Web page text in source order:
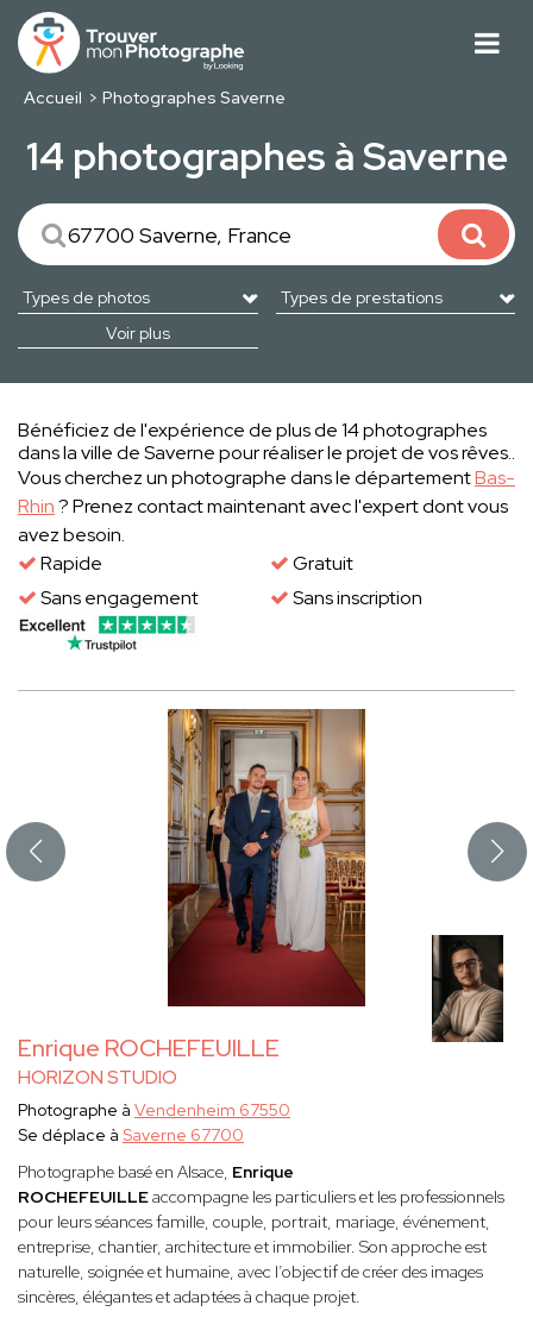
Accueil Photographes Saverne
14 photographes à Saverne
Voir plus
Bénéficiez de l'expérience de plus de 14 photographes
dans la ville de Saverne pour réaliser le projet de vos rêves..
Vous cherchez un photographe dans le départementBas-
Rhin? Prenez contact maintenant avec l'expert dont vous
avez besoin.
Rapide
Gratuit
Sans engagement
Sans inscription
Enrique ROCHEFEUILLE
HORIZON STUDIO
Photographe à Vendenheim 67550
Se déplace à Saverne 67700
Photographe basé en Alsace, Enrique
ROCHEFEUILLEaccompagne les particuliers et les professionnels
pour leurs séances famille, couple, portrait, mariage, événement,
entreprise, chantier, architecture et immobilier. Son approche est
naturelle, soignée et humaine, avec l’objectif de créer des images
sincères, élégantes et adaptées à chaque projet.